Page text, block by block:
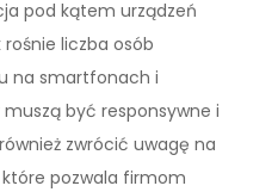
pod kątem urządzeń
liczba osób
na smartfonach i
być responsywne i
zwrócić uwagę na
które pozwala firmom